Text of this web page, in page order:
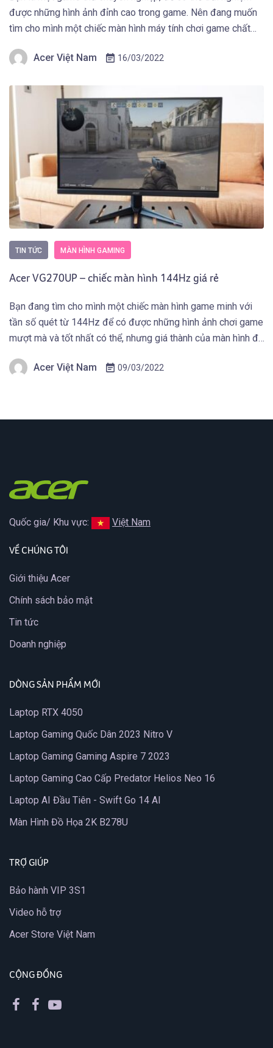
được những hình ảnh đỉnh cao trong game. Nên đang muốn
tìm cho mình một chiếc màn hình máy tính chơi game chất
năng khác để hỗ trợ game […]
Acer Việt Nam 16/03/2022
TIN TỨC MÀN HÌNH GAMING
Acer VG270UP – chiếc màn hình 144Hz giá rẻ
Bạn đang tìm cho mình một chiếc màn hình game minh với
tần số quét từ 144Hz để có được những hình ảnh chơi game
mượt mà và tốt nhất có thể, nhưng giá thành của màn hình đó
đáp ứng được […]
Acer Việt Nam 09/03/2022
Quốc gia/ Khu vực: Việt Nam
VỀ CHÚNG TÔI
Giới thiệu Acer
Chính sách bảo mật
Tin tức
Doanh nghiệp
DÒNG SẢN PHẨM MỚI
Laptop RTX 4050
Laptop Gaming Quốc Dân 2023 Nitro V
Laptop Gaming Gaming Aspire 7 2023
Laptop Gaming Cao Cấp Predator Helios Neo 16
Laptop AI Đầu Tiên - Swift Go 14 AI
Màn Hình Đồ Họa 2K B278U
TRỢ GIÚP
Bảo hành VIP 3S1
Video hỗ trợ
Acer Store Việt Nam
CỘNG ĐỒNG